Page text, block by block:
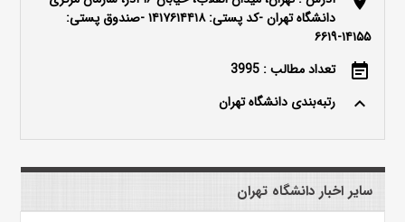
دانشگاه تهران -کد پستی: ۱۴۱۷۶۱۴۴۱۸ -صندوق پستی:
۱۴۱۵۵-۶۶۱۹
event_note تعداد مطالب : 3995
keyboard_arrow_up رتبه‌بندی دانشگاه تهران
سایر اخبار دانشگاه تهران